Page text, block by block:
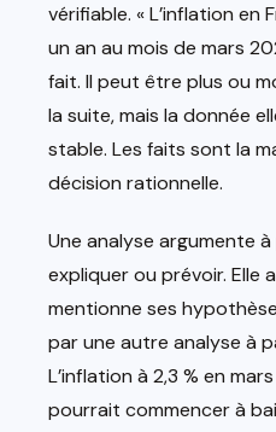
vérifiable. « L’inflation en
un an au mois de mars
fait. Il peut être plus ou
la suite, mais la donnée
stable. Les faits sont la
décision rationnelle.
Une analyse argumente
expliquer ou prévoir. Elle
mentionne ses
par une autre analyse à
L’inflation à 2,3 % en
pourrait commencer à